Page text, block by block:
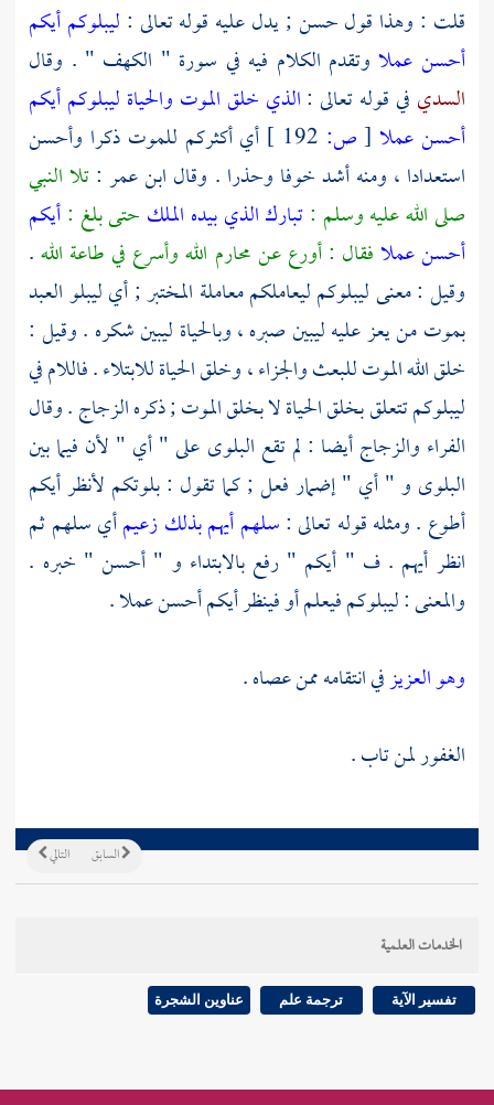
قلت : وهذا قول حسن ; يدل عليه قوله تعالى : ليبلوكم أيكم
أحسن عملا وتقدم الكلام فيه في سورة " الكهف " . وقال
السدي في قوله تعالى :الذي خلق الموت والحياة ليبلوكم أيكم
أحسن عملا [ص:
أي أكثركم للموت ذكرا وأحسن
استعدادا ، ومنه أشد خوفا وحذرا . وقال ابن عمر :تلا النبي
صلى الله عليه وسلم :تبارك الذي بيده الملك حتى بلغ :أيكم
أحسن عملا فقال : أورع عن محارم الله وأسرع في طاعة الله.
وقيل : معنى ليبلوكم ليعاملكم معاملة المختبر ; أي ليبلو العبد
بموت من يعز عليه ليبين صبره ، وبالحياة ليبين شكره . وقيل :
خلق الله الموت للبعث والجزاء ، وخلق الحياة للابتلاء . فاللام في
ليبلوكم تتعلق بخلق الحياة لا بخلق الموت ; ذكرهالزجاج. وقال
الفراء والزجاجأيضا : لم تقع البلوى على " أي " لأن فيما بين
البلوى و " أي " إضمار فعل ; كما تقول : بلوتكم لأنظر أيكم
أطوع . ومثله قوله تعالى :سلهم أيهم بذلك زعيمأي سلهم ثم
انظر أيهم . ف " أيكم " رفع بالابتداء و " أحسن " خبره .
والمعنى : ليبلوكم فيعلم أو فينظر أيكم أحسن عملا .
وهو العزيزفي انتقامه ممن عصاه .
الغفور لمن تاب .
التالي السابق
الخدمات العلمية
تفسير الآية ترجمة علم عناوين الشجرة